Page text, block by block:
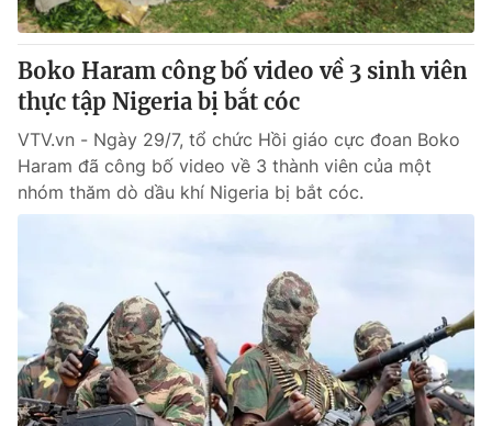
® Cấm sao chép dưới mọi hình thức nếu không có sự chấp
thuận bằng văn bản. Ghi rõ nguồn VTV.vn khi phát hành lại
thông tin từ website này.
Boko Haram công bố video về 3 sinh viên
thực tập Nigeria bị bắt cóc
VTV.vn - Ngày 29/7, tổ chức Hồi giáo cực đoan Boko
Haram đã công bố video về 3 thành viên của một
nhóm thăm dò dầu khí Nigeria bị bắt cóc.